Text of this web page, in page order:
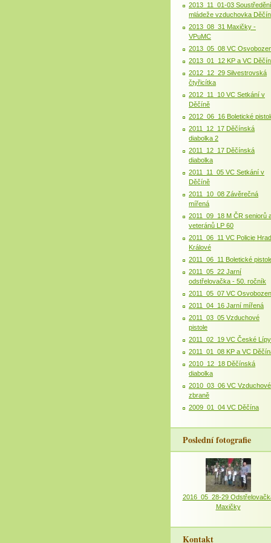
2013_11_01-03 Soustředění
mládeže vzduchovka Děčín
2013_08_31 Maxičky -
VPuMC
2013_05_08 VC
2013_01_12 KP a VC
2012_12_29 Silvestrovská
čtyřicítka
2012_11_10 VC Setkání v
Děčíně
2012_06_16 Boletické
2011_12_17 Děčínská
diabolka 2
2011_12_17 Děčínská
diabolka
2011_11_05 VC Setkání v
Děčíně
2011_10_08 Závěrečná
mířená
2011_09_18 M ČR seniorů
veteránů LP 60
2011_06_11 VC Policie
Králové
2011_06_11 Boletické
2011_05_22 Jarní
odstřelovačka - 50. ročník
2011_05_07 VC
2011_04_16 Jarní mířená
2011_03_05 Vzduchové
pistole
2011_02_19 VC České Lípy
2011_01_08 KP a VC
2010_12_18 Děčínská
diabolka
2010_03_06 VC Vzduchové
zbraně
2009_01_04 VC Děčína
Poslední fotografie
2016_05_28-29
Maxičky
Kontakt